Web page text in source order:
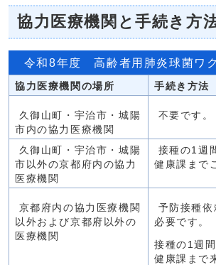
協力医療機関と手続き方
令和8年度 高齢者用肺炎球菌ワ
協力医療機関の場所 手続き方法
久御山町・宇治市・城陽
市内の協力医療機関
不要です。
久御山町・宇治市・城陽
市以外の京都府内の協力
医療機関
接種の1週
健康課まで
京都府内の協力医療機関
以外および京都府以外の
医療機関
予防接種
必要です。
接種の1週
健康課まで